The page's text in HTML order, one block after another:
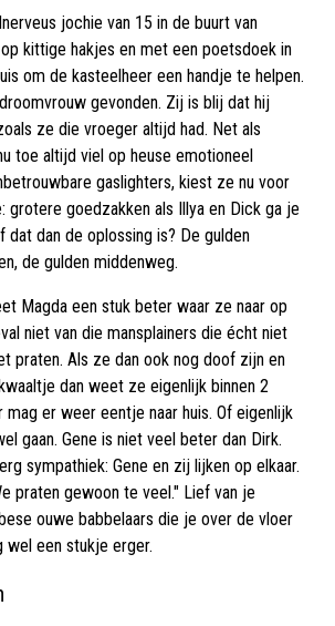
jochie van 15 in de buurt van
kittige hakjes en met een poetsdoek in
om de kasteelheer een handje te helpen.
gevonden. Zij is blij dat hij
ze die vroeger altijd had. Net als
toe altijd viel op heuse emotioneel
gaslighters, kiest ze nu voor
grotere goedzakken als Illya en Dick ga je
dat dan de oplossing is? De gulden
de gulden middenweg.
Magda een stuk beter waar ze naar op
niet van die mansplainers die écht niet
praten. Als ze dan ook nog doof zijn en
dan weet ze eigenlijk binnen 2
mag er weer eentje naar huis. Of eigenlijk
gaan. Gene is niet veel beter dan Dirk.
sympathiek: Gene en zij lijken op elkaar.
praten gewoon te veel." Lief van je
ouwe babbelaars die je over de vloer
een stukje erger.